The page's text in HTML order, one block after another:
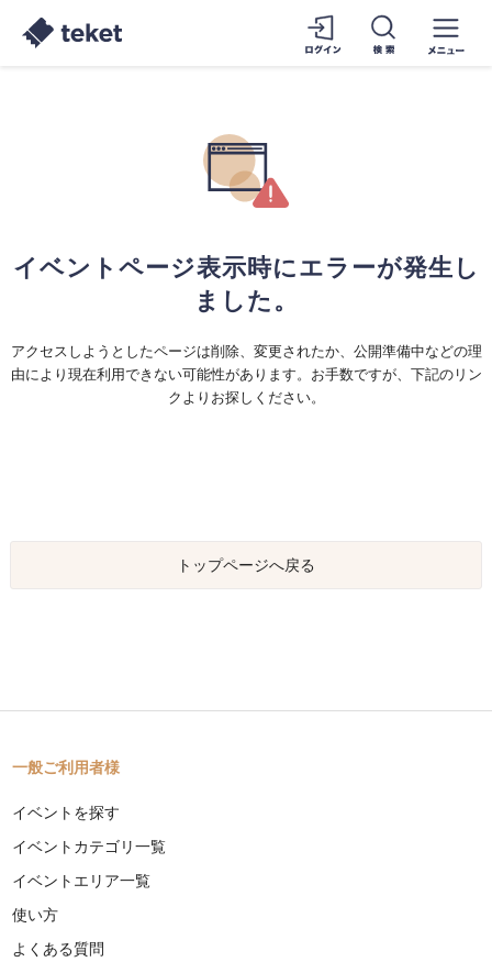
イベントページ表示時にエラーが発生し
ました。
アクセスしようとしたページは削除、変更されたか、公開準備中などの理
由により現在利用できない可能性があります。お手数ですが、下記のリン
クよりお探しください。
トップページへ戻る
一般ご利用者様
イベントを探す
イベントカテゴリ一覧
イベントエリア一覧
使い方
よくある質問